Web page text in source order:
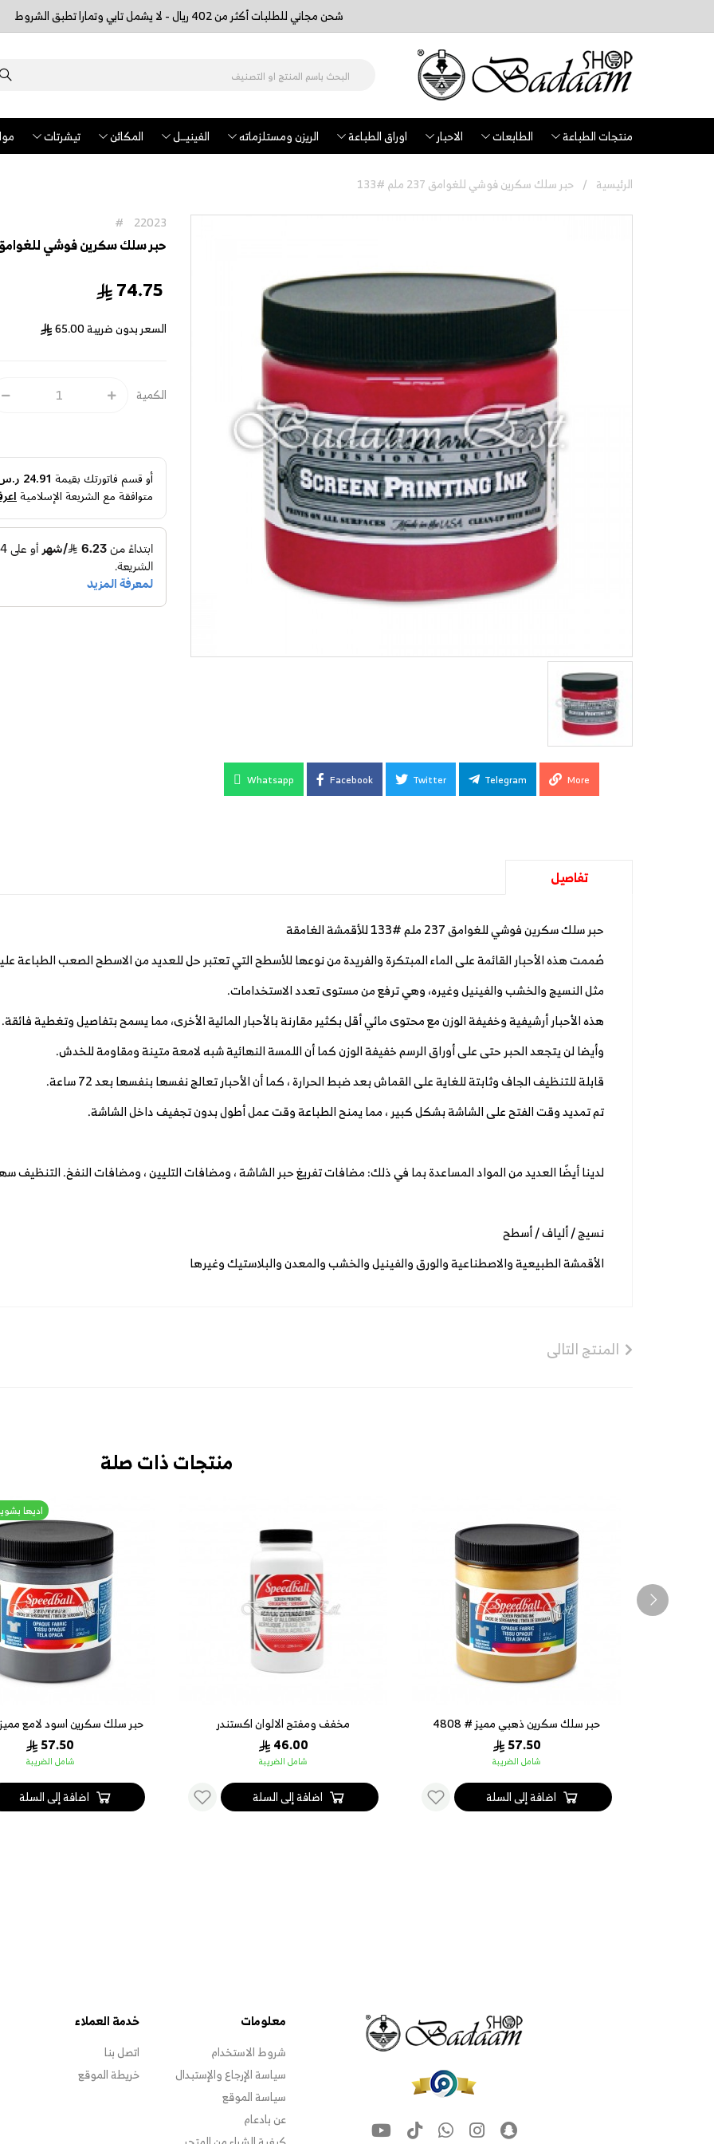
شحن مجاني للطلبات أكثر من 402 ريال - لا يشمل تابي وتمارا تطبق الشروط
منتجات الطباعة الطابعات الاحبار اوراق الطباعة الريزن ومستلزماته الفينيــل المكائن تيشرتات
الرئيسية حبر سلك سكرين فوشي للغوامق 237 ملم #133
Whatsapp Facebook Twitter Telegram More
22023
#
حبر سلك سكرين فوشي للغوامق 237 ملم
74.75
السعر بدون ضريبة65.00
الكمية
أو قسم فاتورتك بقيمة 24.91 ر.س
متوافقة مع الشريعة الإسلامية
تفاصيل
حبر سلك سكرين فوشي للغوامق 237 ملم #133 للأقمشة الغامقة
صُممت هذه الأحبار القائمة على الماء المبتكرة والفريدة من نوعها للأسطح التي تعتبر حل للعديد من الاسطح الصعب الطباعة
مثل النسيج والخشب والفينيل وغيره، وهي ترفع من مستوى تعدد الاستخدامات.
هذه الأحبار أرشيفية وخفيفة الوزن مع محتوى مائي أقل بكثير مقارنة بالأحبار المائية الأخرى، مما يسمح بتفاصيل وتغطية فائقة.
وأيضا لن يتجعد الحبر حتى على أوراق الرسم خفيفة الوزن كما أن اللمسة النهائية شبه لامعة متينة ومقاومة للخدش.
قابلة للتنظيف الجاف وثابتة للغاية على القماش بعد ضبط الحرارة ، كما أن الأحبار تعالج نفسها بنفسها بعد 72 ساعة.
تم تمديد وقت الفتح على الشاشة بشكل كبير ، مما يمنح الطباعة وقت عمل أطول بدون تجفيف داخل الشاشة.
لدينا أيضًا العديد من المواد المساعدة بما في ذلك: مضافات تفريغ حبر الشاشة ، ومضافات التليين ، ومضافات النفخ. التنظيف
نسيج / ألياف / أسطح
الأقمشة الطبيعية والاصطناعية والورق والفينيل والخشب والمعدن والبلاستيك وغيرها
المنتج التالى
منتجات ذات صلة
حبر سلك سكرين ذهبي مميز # 4808
57.50
شامل الضريبة
اضافة إلى السلة
مخفف ومفتح الالوان اكستندر
46.00
شامل الضريبة
اضافة إلى السلة
اديها
حبر سلك سكرين اسود لامع مميز #
57.50
شامل الضريبة
اضافة إلى السلة
معلومات
شروط الاستخدام
سياسة الإرجاع والإستبدال
سياسة الموقع
عن بادعام
خدمة العملاء
اتصل بنا
خريطة الموقع